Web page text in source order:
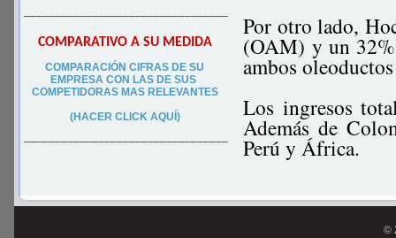
–––––––––––––––––––––––––––––––––
COMPARATIVO A SU MEDIDA
COMPARACIÓN CIFRAS DE SU
EMPRESA CON LAS DE SUS
COMPETIDORAS MAS RELEVANTES
(HACER CLICK AQUÍ)
–––––––––––––––––––––––––––––––––
Por otro lado,
(OAM) y un
ambos
Los ingresos
Además de
Perú y África.
©